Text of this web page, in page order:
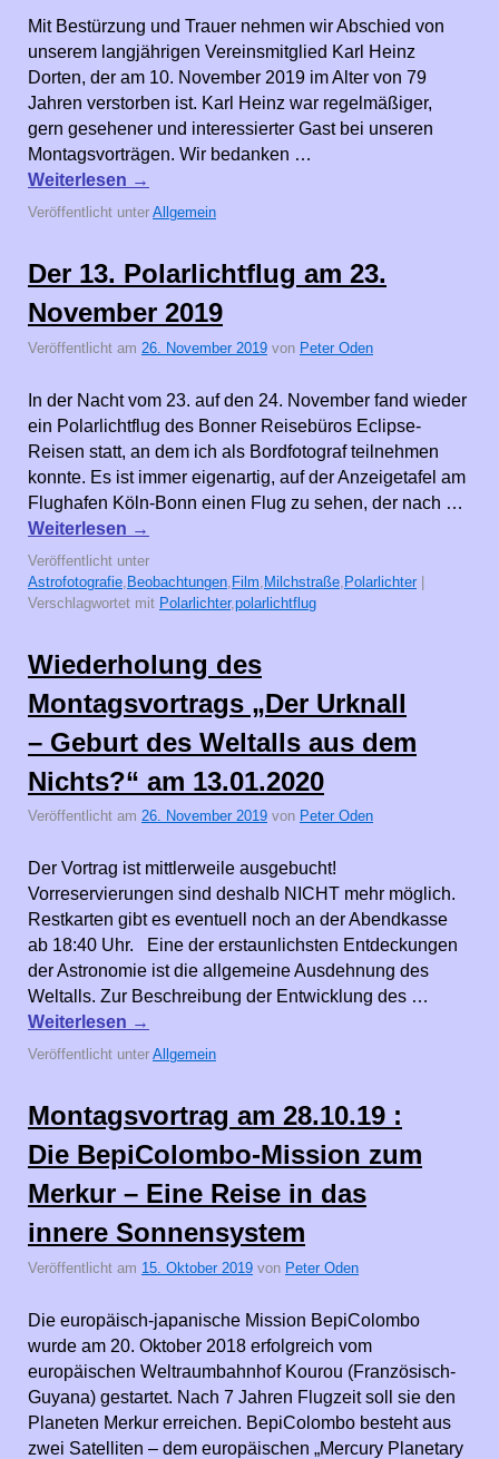
Mit Bestürzung und Trauer nehmen wir Abschied von
unserem langjährigen Vereinsmitglied Karl Heinz
Dorten, der am 10. November 2019 im Alter von 79
Jahren verstorben ist. Karl Heinz war regelmäßiger,
gern gesehener und interessierter Gast bei unseren
Montagsvorträgen. Wir bedanken …
Weiterlesen →
Veröffentlicht unter Allgemein
Der 13. Polarlichtflug am 23.
November 2019
Veröffentlicht am 26. November 2019 von Peter Oden
In der Nacht vom 23. auf den 24. November fand wieder
ein Polarlichtflug des Bonner Reisebüros Eclipse-
Reisen statt, an dem ich als Bordfotograf teilnehmen
konnte. Es ist immer eigenartig, auf der Anzeigetafel am
Flughafen Köln-Bonn einen Flug zu sehen, der nach …
Weiterlesen →
Veröffentlicht unter
Astrofotografie Beobachtungen Film Milchstraße Polarlichter |
Verschlagwortet mit Polarlichter, polarlichtflug
Wiederholung des
Montagsvortrags „Der Urknall
– Geburt des Weltalls aus dem
Nichts?“ am 13.01.2020
Veröffentlicht am 26. November 2019 von Peter Oden
Der Vortrag ist mittlerweile ausgebucht!
Vorreservierungen sind deshalb NICHT mehr möglich.
Restkarten gibt es eventuell noch an der Abendkasse
ab 18:40 Uhr. Eine der erstaunlichsten Entdeckungen
der Astronomie ist die allgemeine Ausdehnung des
Weltalls. Zur Beschreibung der Entwicklung des …
Weiterlesen →
Veröffentlicht unter Allgemein
Montagsvortrag am 28.10.19 :
Die BepiColombo-Mission zum
Merkur – Eine Reise in das
innere Sonnensystem
Veröffentlicht am 15. Oktober 2019 von Peter Oden
Die europäisch-japanische Mission BepiColombo
wurde am 20. Oktober 2018 erfolgreich vom
europäischen Weltraumbahnhof Kourou (Französisch-
Guyana) gestartet. Nach 7 Jahren Flugzeit soll sie den
Planeten Merkur erreichen. BepiColombo besteht aus
zwei Satelliten – dem europäischen „Mercury Planetary